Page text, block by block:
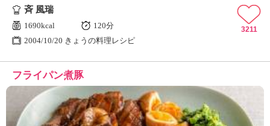
斉 風瑞
1690kcal
120分
2004/10/20 きょうの料理レシピ
3211
フライパン煮豚